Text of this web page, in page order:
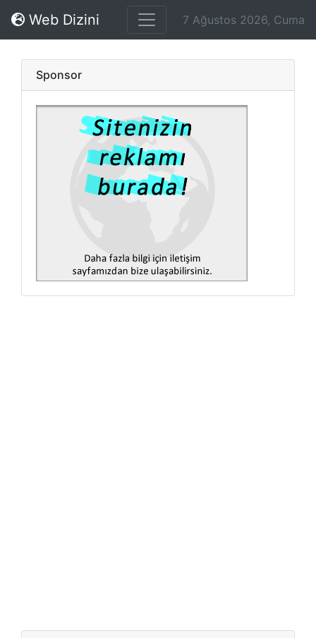
Web Dizini 7 Ağustos 2026, Cuma
Sponsor